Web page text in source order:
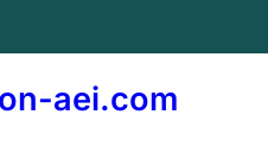
aei.com